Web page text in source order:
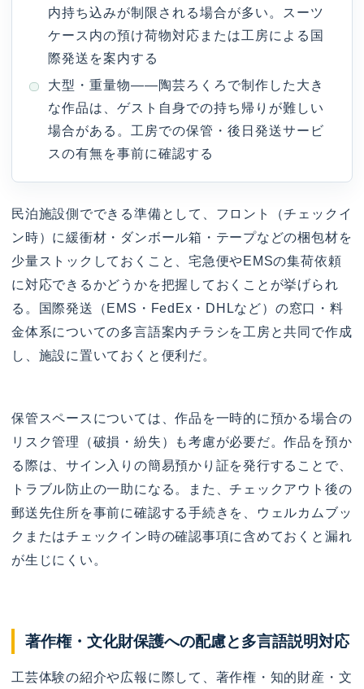
内持ち込みが制限される場合が多い。スーツ
ケース内の預け荷物対応または工房による国
際発送を案内する
大型・重量物——陶芸ろくろで制作した大き
な作品は、ゲスト自身での持ち帰りが難しい
場合がある。工房での保管・後日発送サービ
スの有無を事前に確認する
民泊施設側でできる準備として、フロント（チェックイ
ン時）に緩衝材・ダンボール箱・テープなどの梱包材を
少量ストックしておくこと、宅急便やEMSの集荷依頼
に対応できるかどうかを把握しておくことが挙げられ
る。国際発送（EMS・FedEx・DHLなど）の窓口・料
金体系についての多言語案内チラシを工房と共同で作成
し、施設に置いておくと便利だ。
保管スペースについては、作品を一時的に預かる場合の
リスク管理（破損・紛失）も考慮が必要だ。作品を預か
る際は、サイン入りの簡易預かり証を発行することで、
トラブル防止の一助になる。また、チェックアウト後の
郵送先住所を事前に確認する手続きを、ウェルカムブッ
クまたはチェックイン時の確認事項に含めておくと漏れ
が生じにくい。
著作権・文化財保護への配慮と多言語説明対応
工芸体験の紹介や広報に際して、著作権・知的財産・文